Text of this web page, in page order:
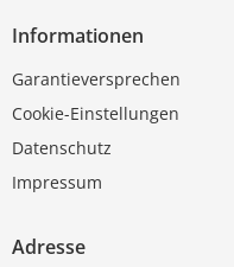
Informationen
Garantieversprechen
Cookie-Einstellungen
Datenschutz
Impressum
Adresse